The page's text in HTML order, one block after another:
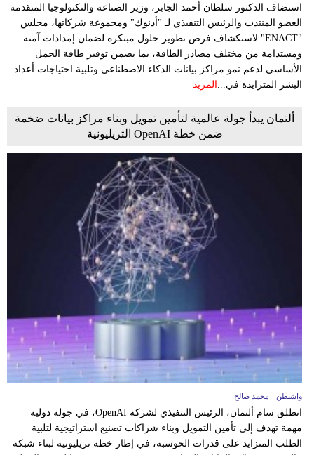
استضاف الدكتور سلطان أحمد الجابر، وزير الصناعة والتكنولوجيا المتقدمة
العضو المنتدب والرئيس التنفيذي لـ "أدنوك" ومجموعة شركاتها، مجلس
"ENACT" لاستكشاف فرص تطوير حلول مبتكرة لضمان إمدادات آمنة
ومستدامة من مختلف مصادر الطاقة، بما يضمن توفير طاقة الحمل
الأساسي لدعم نمو مراكز بيانات الذكاء الاصطناعي وتلبية احتياجات أعداد
البشر المتزايدة في... المزيد
ألتمان يبدأ جولة عالمية لتأمين تمويل وبناء مراكز بيانات ضخمة
ضمن خطة OpenAI التريليونية
واشنطن - محمد صالح
انطلق سام ألتمان، الرئيس التنفيذي لشركة OpenAI، في جولة دولية
مهمة تهدف إلى تأمين التمويل وبناء شراكات تصنيع استراتيجية لتلبية
الطلب المتزايد على قدرات الحوسبة، في إطار خطة تريليونية لبناء شبكة